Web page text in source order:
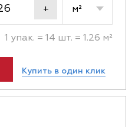
+ м²
1 упак. = 14 шт. = 1.26 м²
Купить в один клик